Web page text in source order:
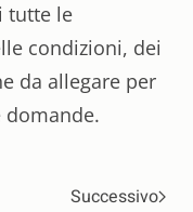
tutte le
condizioni, dei
da allegare per
domande.
Successivo